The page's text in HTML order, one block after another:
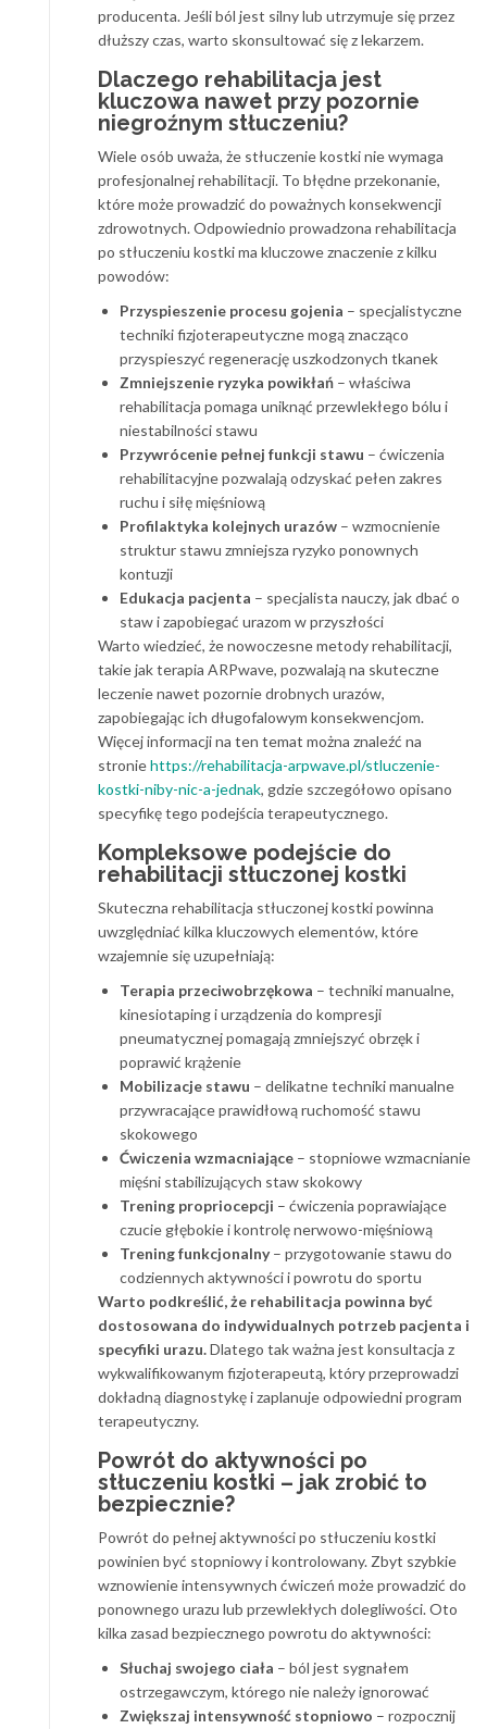
producenta. Jeśli ból jest silny lub utrzymuje się przez
dłuższy czas, warto skonsultować się z lekarzem.
Dlaczego rehabilitacja jest
kluczowa nawet przy pozornie
niegroźnym stłuczeniu?
Wiele osób uważa, że stłuczenie kostki nie wymaga
profesjonalnej rehabilitacji. To błędne przekonanie,
które może prowadzić do poważnych konsekwencji
zdrowotnych. Odpowiednio prowadzona rehabilitacja
po stłuczeniu kostki ma kluczowe znaczenie z kilku
powodów:
Przyspieszenie procesu gojenia – specjalistyczne
techniki fizjoterapeutyczne mogą znacząco
przyspieszyć regenerację uszkodzonych tkanek
Zmniejszenie ryzyka powikłań – właściwa
rehabilitacja pomaga uniknąć przewlekłego bólu i
niestabilności stawu
Przywrócenie pełnej funkcji stawu – ćwiczenia
rehabilitacyjne pozwalają odzyskać pełen zakres
ruchu i siłę mięśniową
Profilaktyka kolejnych urazów – wzmocnienie
struktur stawu zmniejsza ryzyko ponownych
kontuzji
Edukacja pacjenta – specjalista nauczy, jak dbać o
staw i zapobiegać urazom w przyszłości
Warto wiedzieć, że nowoczesne metody rehabilitacji,
takie jak terapia ARPwave, pozwalają na skuteczne
leczenie nawet pozornie drobnych urazów,
zapobiegając ich długofalowym konsekwencjom.
Więcej informacji na ten temat można znaleźć na
stroniehttps://rehabilitacja-arpwave.pl/stluczenie-
kostki-niby-nic-a-jednak, gdzie szczegółowo opisano
specyfikę tego podejścia terapeutycznego.
Kompleksowe podejście do
rehabilitacji stłuczonej kostki
Skuteczna rehabilitacja stłuczonej kostki powinna
uwzględniać kilka kluczowych elementów, które
wzajemnie się uzupełniają:
Terapia przeciwobrzękowa – techniki manualne,
kinesiotaping i urządzenia do kompresji
pneumatycznej pomagają zmniejszyć obrzęk i
poprawić krążenie
Mobilizacje stawu – delikatne techniki manualne
przywracające prawidłową ruchomość stawu
skokowego
Ćwiczenia wzmacniające – stopniowe wzmacnianie
mięśni stabilizujących staw skokowy
Trening propriocepcji – ćwiczenia poprawiające
czucie głębokie i kontrolę nerwowo-mięśniową
Trening funkcjonalny– przygotowanie stawu do
codziennych aktywności i powrotu do sportu
Warto podkreślić, że rehabilitacja powinna być
dostosowana do indywidualnych potrzeb pacjenta i
specyfiki urazu.Dlatego tak ważna jest konsultacja z
wykwalifikowanym fizjoterapeutą, który przeprowadzi
dokładną diagnostykę i zaplanuje odpowiedni program
terapeutyczny.
Powrót do aktywności po
stłuczeniu kostki – jak zrobić to
bezpiecznie?
Powrót do pełnej aktywności po stłuczeniu kostki
powinien być stopniowy i kontrolowany. Zbyt szybkie
wznowienie intensywnych ćwiczeń może prowadzić do
ponownego urazu lub przewlekłych dolegliwości. Oto
kilka zasad bezpiecznego powrotu do aktywności:
Słuchaj swojego ciała – ból jest sygnałem
ostrzegawczym, którego nie należy ignorować
Zwiększaj intensywność stopniowo – rozpocznij